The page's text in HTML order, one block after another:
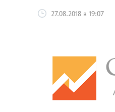
27.08.2018 в 19:07